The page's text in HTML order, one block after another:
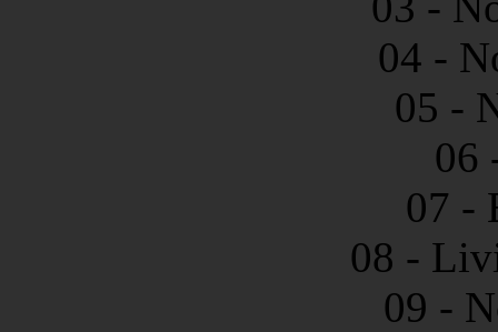
04 -
05 -
06
07 -
08 -
09 -